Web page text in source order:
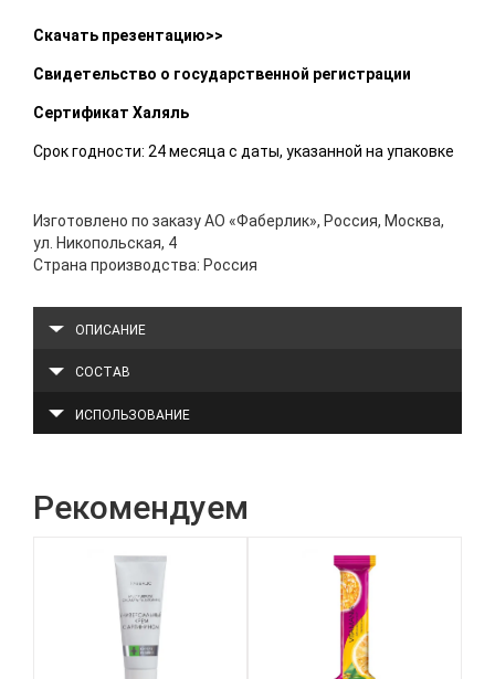
Скачать презентацию>>
Свидетельство о государственной регистрации
Сертификат Халяль
Срок годности: 24 месяца с даты, указанной на упаковке
Изготовлено по заказу АО «Фаберлик», Россия, Москва,
ул. Никопольская, 4
Страна производства: Россия
ОПИСАНИЕ
СОСТАВ
ИСПОЛЬЗОВАНИЕ
Рекомендуем